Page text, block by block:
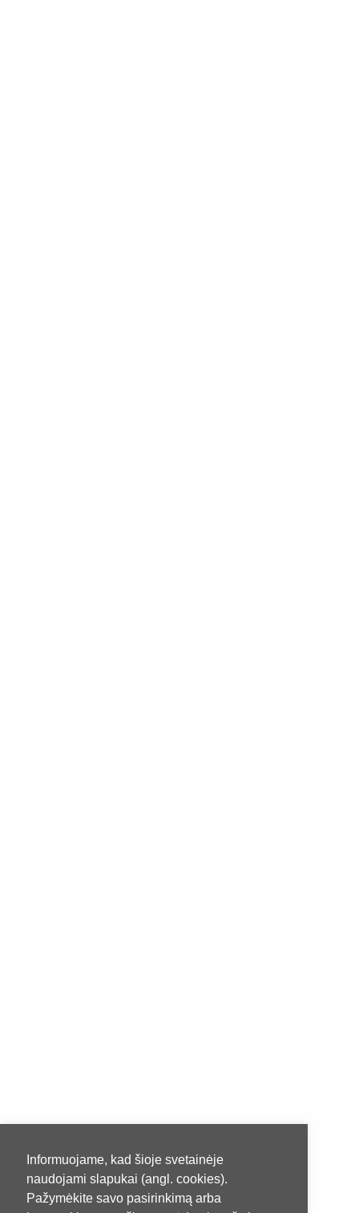
Informuojame, kad šioje svetainėje
naudojami slapukai (angl. cookies).
Pažymėkite savo pasirinkimą arba